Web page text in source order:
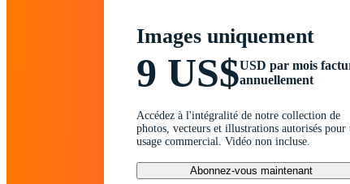
Images uniquement
9 US$USD par mois
annuellement
Accédez à l'intégralité de notre collection de
photos, vecteurs et illustrations autorisés pour
usage commercial. Vidéo non incluse.
Abonnez-vous maintenant